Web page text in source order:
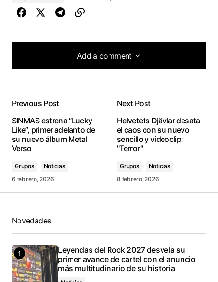
Add a comment
Add a comment
Previous Post
SINMAS estrena “Lucky
Like”, primer adelanto de
su nuevo álbum Metal
Verso
Grupos
Noticias
6 febrero, 2026
Next Post
Helvetets Djävlar desata
el caos con su nuevo
sencillo y videoclip:
"Terror"
Grupos
Noticias
8 febrero, 2026
Novedades
Leyendas del Rock 2027 desvela su
primer avance de cartel con el anuncio
más multitudinario de su historia